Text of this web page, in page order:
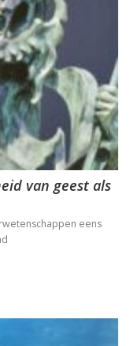
van geest als
eens